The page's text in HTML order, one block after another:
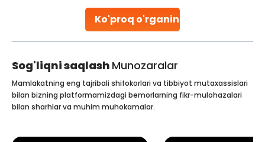
Ko'proq o'rganing
Studies, such as one published
Sog'liqni saqlash Munozaralar
Mamlakatning eng tajribali shifokorlari va tibbiyot mutaxassislari
bilan bizning platformamizdagi bemorlarning fikr-mulohazalari
bilan sharhlar va muhim muhokamalar.